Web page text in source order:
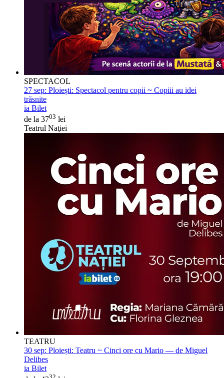
SPECTACOL
27 sep: Ploiești: Spectacol pentru copii ~ Copiii au idei
trăsnite
ia Bilet
de la 3703 lei
Teatrul Naţiei
TEATRU
30 sep: Ploiești: Teatru ~ Cinci ore cu Mario — de Miguel
Delibes
ia Bilet